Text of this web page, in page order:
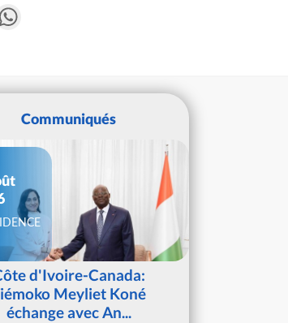
Messenger
Communiqués
d'Ivoire-Canada:
Meyliet Koné
échange avec An...